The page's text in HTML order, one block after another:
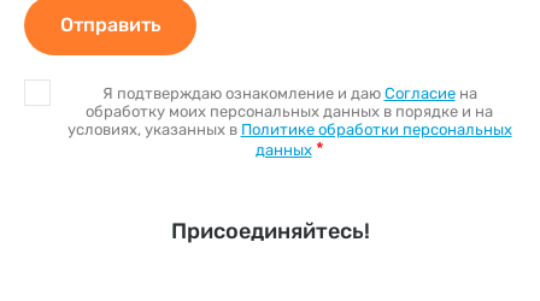
Присоединяйтесь!
Я подтверждаю ознакомление и даю Согласиена
обработку моих персональных данных в порядке и на
условиях, указанных в Политике обработки персональных
данных *
Отправить